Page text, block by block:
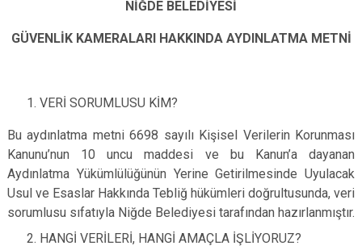
NİĞDE BELEDİYESİ
GÜVENLİK KAMERALARI HAKKINDA AYDINLATMA METNİ
VERİ SORUMLUSU KİM?
Bu aydınlatma metni 6698 sayılı Kişisel Verilerin Korunması
Kanunu’nun 10 uncu maddesi ve bu Kanun’a dayanan
Aydınlatma Yükümlülüğünün Yerine Getirilmesinde Uyulacak
Usul ve Esaslar Hakkında Tebliğ hükümleri doğrultusunda, veri
sorumlusu sıfatıyla Niğde Belediyesi tarafından hazırlanmıştır.
HANGİ VERİLERİ, HANGİ AMAÇLA İŞLİYORUZ?